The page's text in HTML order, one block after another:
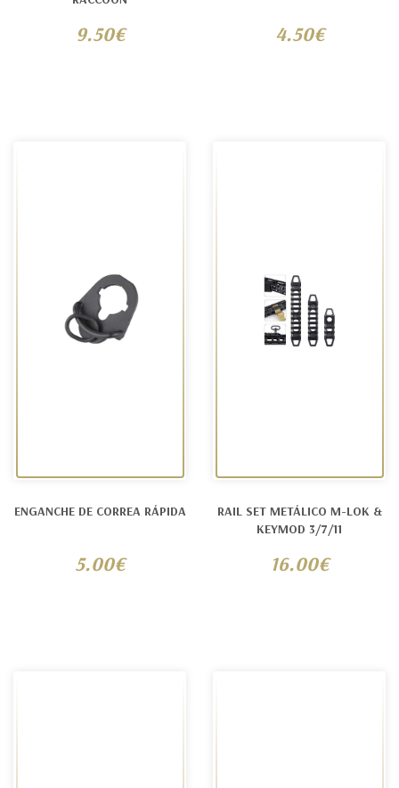
9.50€ 4.50€
ENGANCHE DE CORREA RÁPIDA
5.00€
RAIL SET METÁLICO M-LOK &
KEYMOD 3/7/11
16.00€